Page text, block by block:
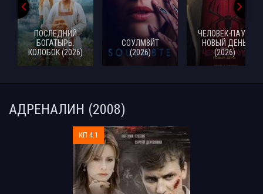
ПОСЛЕДНИЙ
БОГАТЫРЬ.
КОЛОБОК (2026)
СОУЛМ8ЙТ
(2026)
ЧЕЛОВЕК-ПАУК:
НОВЫЙ ДЕНЬ
(2026)
АДРЕНАЛИН (2008)
КП 4.1